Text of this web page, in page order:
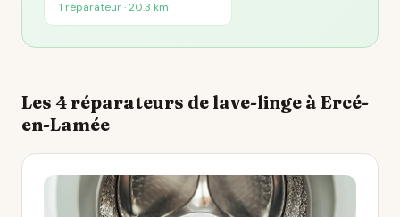
1 réparateur · 20.3 km
Les 4 réparateurs de lave-linge à Ercé-
en-Lamée